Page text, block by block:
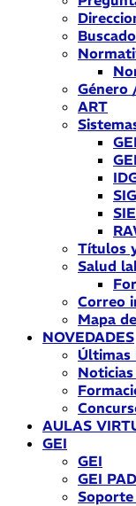
Género
ART
GEI
SIE
Títulos
Salud
Correo
Mapa
NOVEDADES
Últimas
AULAS
GEI
GEI
GEI PAD
Soporte